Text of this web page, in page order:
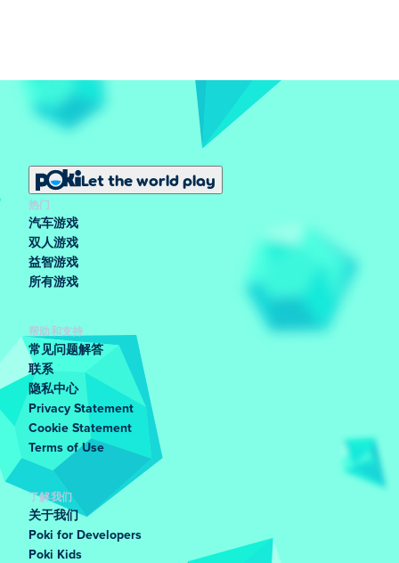
Let the world play
热门
汽车游戏
双人游戏
益智游戏
所有游戏
帮助和支持
常见问题解答
联系
隐私中心
Privacy Statement
Cookie Statement
Terms of Use
了解我们
关于我们
Poki for Developers
Poki Kids